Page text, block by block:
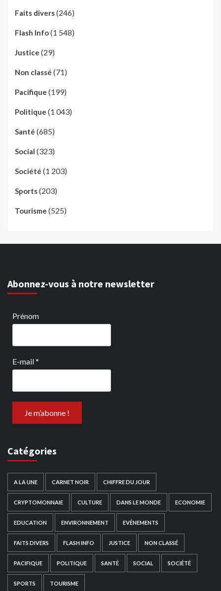
Faits divers(246)
Flash Info(1 548)
Justice (29)
Non classé (71)
Pacifique (199)
Politique (1 043)
Santé (685)
Social (323)
Société (1 203)
Sports(203)
Tourisme (525)
Abonnez-vous à notre newsletter
Prénom
E-mail*
Catégories
A LA UNE CARNET NOIR CHIFFRE DU JOUR
CRYPTOMONNAIE CULTURE DANS LE MONDE ECONOMIE
EDUCATION ENVIRONNEMENT EVÉNEMENTS
FAITS DIVERS FLASH INFO JUSTICE NON CLASSÉ
PACIFIQUE POLITIQUE SANTÉ SOCIAL SOCIÉTÉ
SPORTS TOURISME